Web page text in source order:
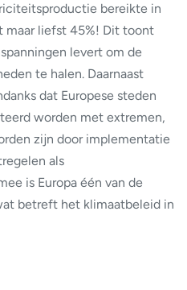
bereikte in
maar liefst 45%! Dit toont
levert om de
te halen. Daarnaast
dat Europese steden
worden met extremen,
zijn door implementatie
als
is Europa één van de
betreft het klimaatbeleid in